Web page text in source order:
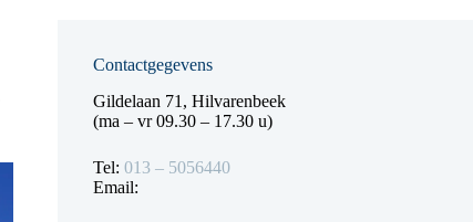
Contactgegevens
Gildelaan 71, Hilvarenbeek
(ma – vr 09.30 – 17.30 u)
Tel: 013 – 5056440
Email: